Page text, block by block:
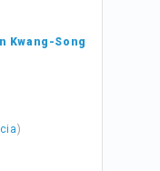
Kwang-Song
)